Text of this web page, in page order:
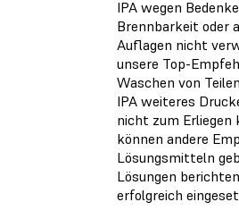
IPA wegen
Brennbarkeit oder
Auflagen nicht
unsere Top-
Waschen von
IPA weiteres
nicht zum Erliegen
können andere
Lösungsmitteln
Lösungen
erfolgreich